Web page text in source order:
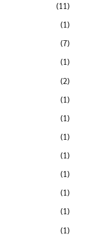
(11)
(1)
(7)
(1)
(2)
(1)
(1)
(1)
(1)
(1)
(1)
(1)
(1)